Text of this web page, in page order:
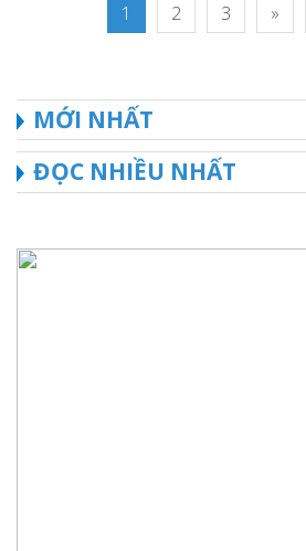
1 2 3 »
MỚI NHẤT
ĐỌC NHIỀU NHẤT